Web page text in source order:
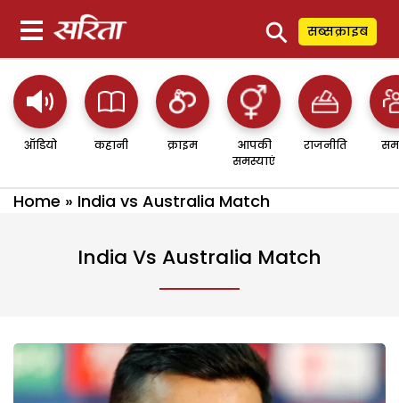
⚲ सब्सक्राइब
ऑडियो कहानी क्राइम
आपकी
समस्याएं
राजनीति
Home » India vs Australia Match
India Vs Australia Match